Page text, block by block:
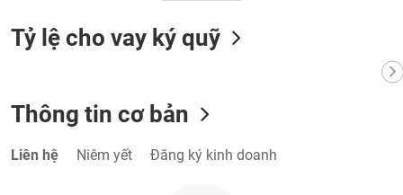
Tỷ lệ cho vay ký quỹ
Thông tin cơ bản
Liên hệ Niêm yết Đăng ký kinh doanh